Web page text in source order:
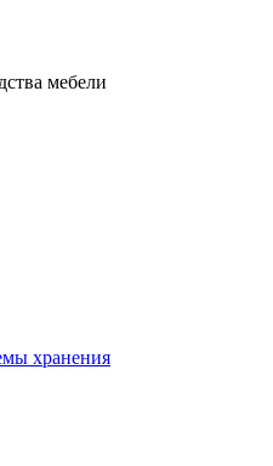
мебели
хранения